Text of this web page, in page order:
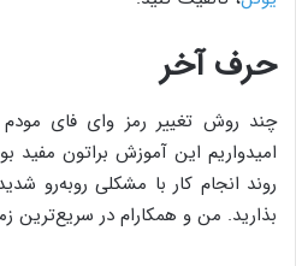
حرف آخر
امیدواریم این آموزش براتون مفید
روند انجام کار با مشکلی روبه‌رو
بذارید. من و همکارام در سریع‌ترین